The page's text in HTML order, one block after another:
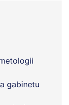
gabinetu